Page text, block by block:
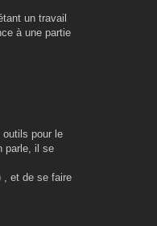
un travail
à une partie
outils pour le
parle, il se
, et de se faire